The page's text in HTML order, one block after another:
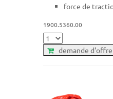
force de
1900.5360.00
demande d'offre